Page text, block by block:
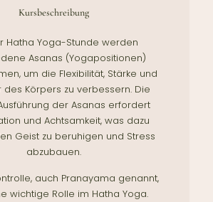
Kursbeschreibung
Hatha Yoga-Stunde werden
Asanas (Yogapositionen)
um die Flexibilität, Stärke und
des Körpers zu verbessern. Die
der Asanas erfordert
und Achtsamkeit, was dazu
Geist zu beruhigen und Stress
abzubauen.
auch Pranayama genannt,
wichtige Rolle im Hatha Yoga.